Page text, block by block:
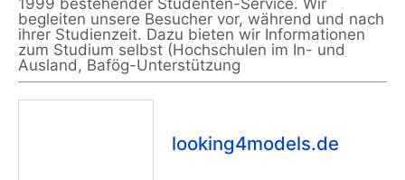
1999 bestehender Studenten-Service. Wir
begleiten unsere Besucher vor, während und nach
ihrer Studienzeit. Dazu bieten wir Informationen
zum Studium selbst (Hochschulen im In- und
Ausland, Bafög-Unterstützung
looking4models.de